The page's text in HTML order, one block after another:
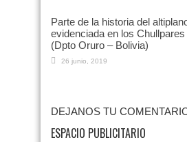
Parte de la historia del
evidenciada en los
(Dpto Oruro – Bolivia)
26 junio, 2019
DEJANOS TU
ESPACIO PUBLICITARIO